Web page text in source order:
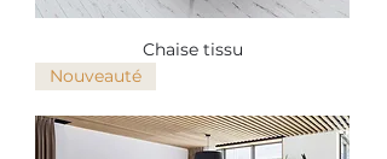
Chaise tissu
Nouveauté